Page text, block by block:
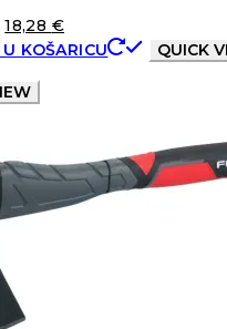
18,28 €
KOŠARICU
QUICK